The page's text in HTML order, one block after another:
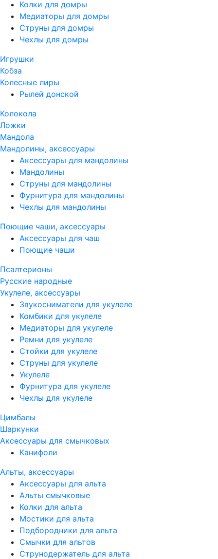
Колки для домры
Медиаторы для домры
Струны для домры
Чехлы для домры
Игрушки
Кобза
Колесные лиры
Рылей донской
Колокола
Ложки
Мандола
Мандолины, аксессуары
Аксессуары для мандолины
Мандолины
Струны для мандолины
Фурнитура для мандолины
Чехлы для мандолины
Поющие чаши, аксессуары
Аксессуары для чаш
Поющие чаши
Псалтерионы
Русские народные
Укулеле, аксессуары
Звукосниматели для укулеле
Комбики для укулеле
Медиаторы для укулеле
Ремни для укулеле
Стойки для укулеле
Струны для укулеле
Укулеле
Фурнитура для укулеле
Чехлы для укулеле
Цимбалы
Шаркунки
Аксессуары для смычковых
Канифоли
Альты, аксессуары
Аксессуары для альта
Альты смычковые
Колки для альта
Мостики для альта
Подбородники для альта
Смычки для альтов
Струнодержатель для альта